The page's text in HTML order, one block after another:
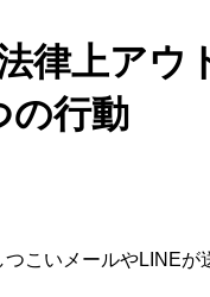
律上アウ
の行動
つこいメールやLINE